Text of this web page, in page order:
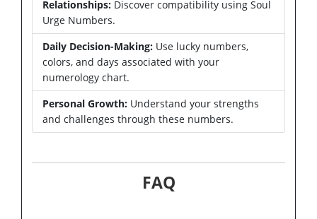
Relationships: Discover compatibility using Soul
Urge Numbers.
Daily Decision-Making: Use lucky numbers,
colors, and days associated with your
numerology chart.
Personal Growth: Understand your strengths
and challenges through these numbers.
FAQ